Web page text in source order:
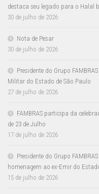
destaca seu legado para o Halal
30 de julho de 2026
Nota de Pesar
30 de julho de 2026
Presidente do Grupo
Militar do Estado de São Paulo
27 de julho de 2026
FAMBRAS participa da
de 23 de Julho
17 de julho de 2026
Presidente do Grupo
homenagem ao ex-Emir do
15 de julho de 2026